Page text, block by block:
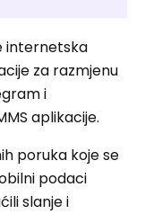
internetska
za razmjenu
i
aplikacije.
poruka koje se
podaci
slanje i